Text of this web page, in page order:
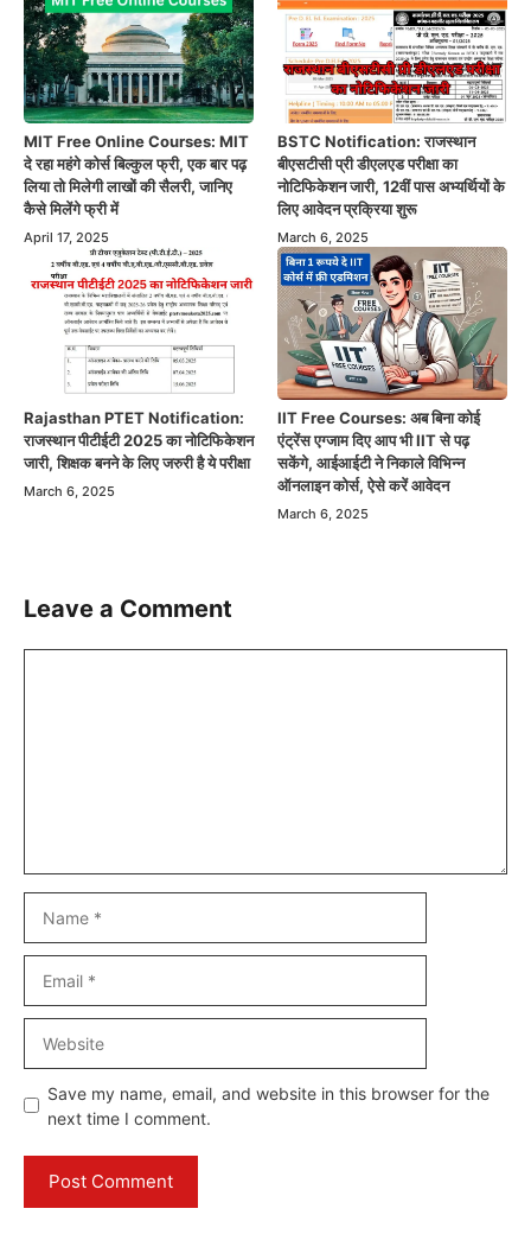
MIT Free Online Courses: MIT
दे रहा महंगे कोर्स बिल्कुल फ्री, एक बार पढ़
लिया तो मिलेगी लाखों की सैलरी, जानिए
कैसे मिलेंगे फ्री में
April 17, 2025
BSTC Notification: राजस्थान
बीएसटीसी प्री डीएलएड परीक्षा का
नोटिफिकेशन जारी, 12वीं पास अभ्यर्थियों के
लिए आवेदन प्रक्रिया शुरू
March 6, 2025
Rajasthan PTET Notification:
राजस्थान पीटीईटी 2025 का नोटिफिकेशन
जारी, शिक्षक बनने के लिए जरुरी है ये परीक्षा
March 6, 2025
IIT Free Courses: अब बिना कोई
एंट्रेंस एग्जाम दिए आप भी IIT से पढ़
सकेंगे, आईआईटी ने निकाले विभिन्न
ऑनलाइन कोर्स, ऐसे करें आवेदन
March 6, 2025
Leave a Comment
Save my name, email, and website in this browser for the
next time I comment.